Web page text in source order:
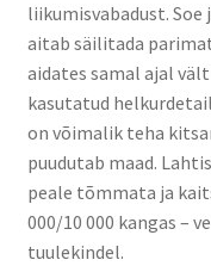
liikumisvabadust.
aitab säilitada
aidates samal ajal
kasutatud
on võimalik teha
puudutab maad.
peale tõmmata ja
000/10 000 kangas –
tuulekindel.